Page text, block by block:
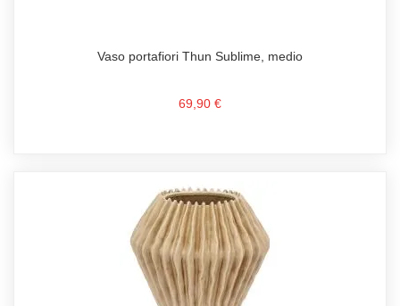
Vaso portafiori Thun Sublime, medio
69,90 €